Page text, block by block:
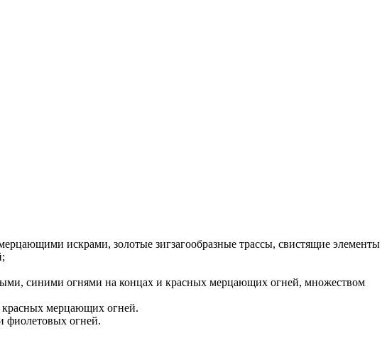
искрами, золотые зигзагообразные трассы, свистящие элементы
синими огнями на концах и красных мерцающих огней, множеством
мерцающих огней.
фиолетовых огней.